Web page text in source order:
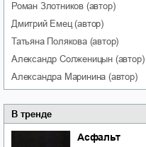
Роман Злотников (автор)
Дмитрий Емец(автор)
Татьяна Полякова(автор)
Александр Солженицын (автор)
Александра Маринина (автор)
В тренде
Асфальт